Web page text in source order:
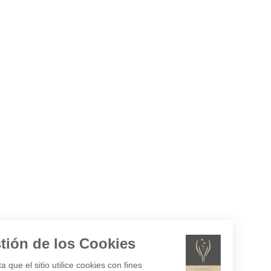
Gestión de los Cookies
¿Acepta que el sitio utilice cookies con fines